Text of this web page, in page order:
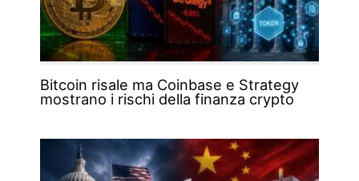
Bitcoin risale ma Coinbase e Strategy
mostrano i rischi della finanza crypto